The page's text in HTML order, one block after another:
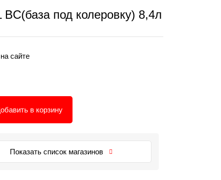
под колеровку) 8,4л
сайте
в корзину
Показать список магазинов